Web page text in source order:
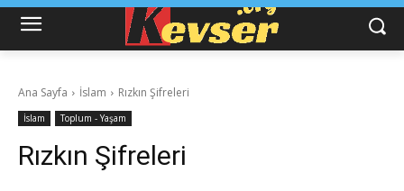
Ana Sayfa İslam Rızkın Şifreleri
İslam Toplum - Yaşam
Rızkın Şifreleri